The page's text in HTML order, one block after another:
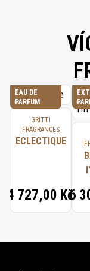
EAU DE
PARFUM
GRITTI
FRAGRANCES
ECLECTIQUE
4 727,00 Kč
6